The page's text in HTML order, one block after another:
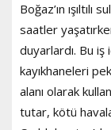
Boğaz’ın
saatler
duyarlardı. Bu iş
kayıkhaneleri
alanı olarak
tutar, kötü